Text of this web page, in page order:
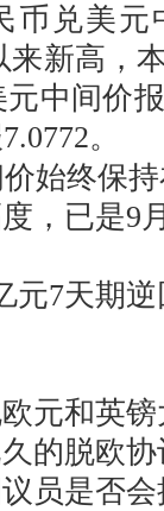
兑美元
来新高，
中间价
。
始终保
，已是9
7天期逆
和英镑
的脱欧
员是否